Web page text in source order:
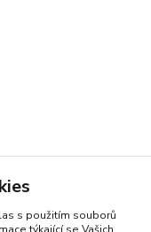
s použitím souborů